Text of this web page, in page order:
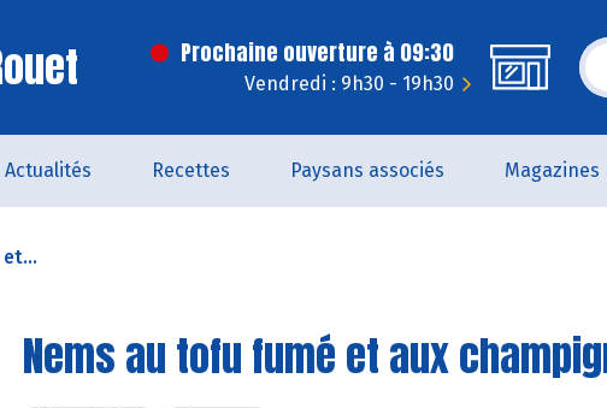
Prochaine ouverture à 09:30
Vendredi : 9h30 - 19h30
Actualités Recettes Paysans associés Magazines
Nems au tofu fumé et aux